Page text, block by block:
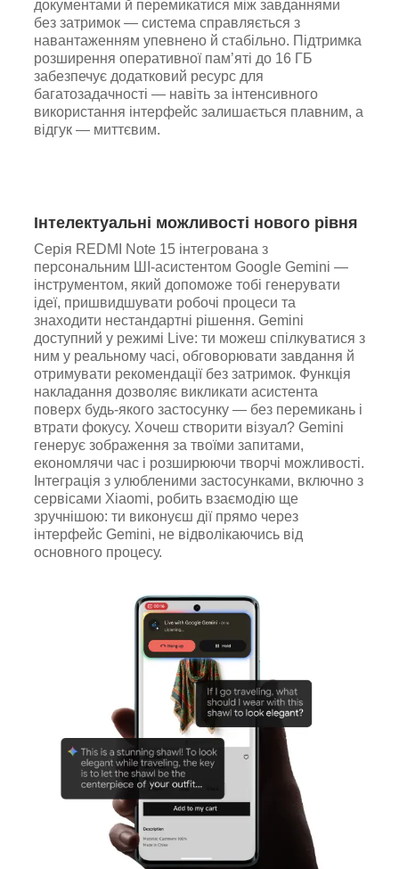
документами й перемикатися між завданнями
без затримок — система справляється з
навантаженням упевнено й стабільно. Підтримка
розширення оперативної пам’яті до 16 ГБ
забезпечує додатковий ресурс для
багатозадачності — навіть за інтенсивного
використання інтерфейс залишається плавним, а
відгук — миттєвим.
Інтелектуальні можливості нового рівня
Серія REDMI Note 15 інтегрована з
персональним ШІ-асистентом Google Gemini —
інструментом, який допоможе тобі генерувати
ідеї, пришвидшувати робочі процеси та
знаходити нестандартні рішення. Gemini
доступний у режимі Live: ти можеш спілкуватися з
ним у реальному часі, обговорювати завдання й
отримувати рекомендації без затримок. Функція
накладання дозволяє викликати асистента
поверх будь-якого застосунку — без перемикань і
втрати фокусу. Хочеш створити візуал? Gemini
генерує зображення за твоїми запитами,
економлячи час і розширюючи творчі можливості.
Інтеграція з улюбленими застосунками, включно з
сервісами Xiaomi, робить взаємодію ще
зручнішою: ти виконуєш дії прямо через
інтерфейс Gemini, не відволікаючись від
основного процесу.